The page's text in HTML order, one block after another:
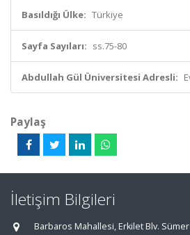
Basıldığı Ülke: Türkiye
Sayfa Sayıları: ss.75-80
Abdullah Gül Üniversitesi Adresli:
Paylaş
İletişim Bilgileri
Barbaros Mahallesi, Erkilet Blv.